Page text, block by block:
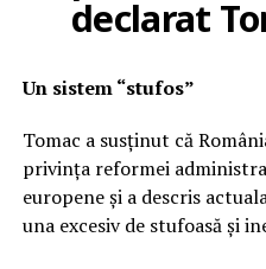
declarat
Un sistem “stufos”
Tomac a susținut că
privința reformei
europene și a descris
una excesiv de stufoasă și